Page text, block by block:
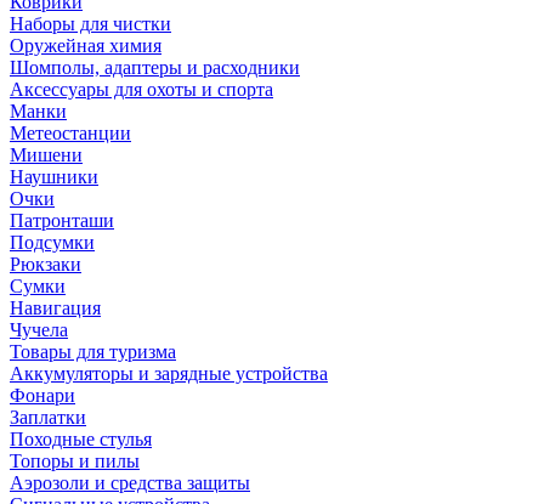
Наборы для чистки
Оружейная химия
Шомполы, адаптеры и расходники
Аксессуары для охоты и спорта
Манки
Метеостанции
Мишени
Наушники
Очки
Патронташи
Подсумки
Рюкзаки
Сумки
Навигация
Чучела
Товары для туризма
Аккумуляторы и зарядные устройства
Фонари
Заплатки
Походные стулья
Топоры и пилы
Аэрозоли и средства защиты